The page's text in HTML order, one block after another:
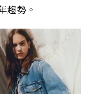
趨勢。